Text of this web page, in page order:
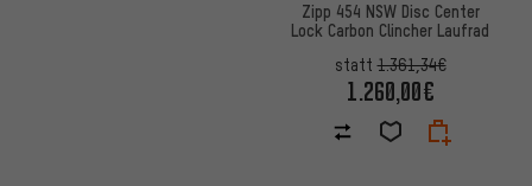
Zipp 454 NSW Disc Center
Lock Carbon Clincher Laufrad
statt1.361,34€
1.260,00€